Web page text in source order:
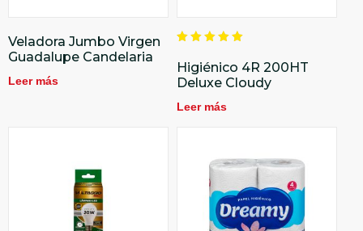
Veladora Jumbo Virgen
Guadalupe Candelaria
Leer más
en
5.00
de 5
Higiénico 4R 200HT
Deluxe Cloudy
Leer más